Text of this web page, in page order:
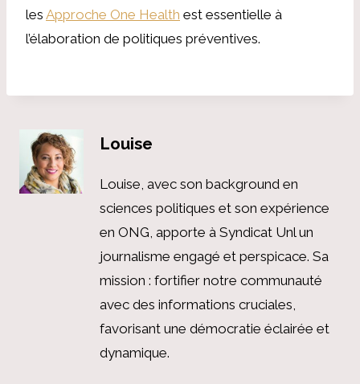
les Approche One Health est essentielle à
l’élaboration de politiques préventives.
Louise
Louise, avec son background en
sciences politiques et son expérience
en ONG, apporte à Syndicat Unl un
journalisme engagé et perspicace. Sa
mission : fortifier notre communauté
avec des informations cruciales,
favorisant une démocratie éclairée et
dynamique.